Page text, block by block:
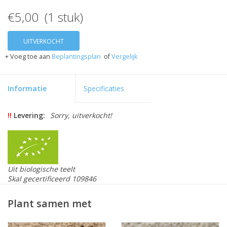
€5,00 (1 stuk)
UITVERKOCHT
+ Voeg toe aan Beplantingsplan ofVergelijk
Informatie Specificaties
!! Levering: Sorry, uitverkocht!
Uit biologische teelt
Skal gecertificeerd 109846
met een hoogte van 55 cm. Laagblijvend dus. De
geschikt als snijbloem (vanwege het gewicht van de bloem
Plant samen met